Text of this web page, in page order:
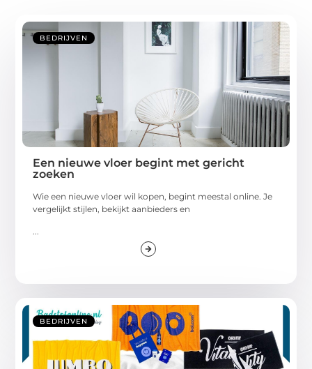
BEDRIJVEN
Een nieuwe vloer begint met gericht
zoeken
Wie een nieuwe vloer wil kopen, begint meestal online. Je
vergelijkt stijlen, bekijkt aanbieders en
...
BEDRIJVEN